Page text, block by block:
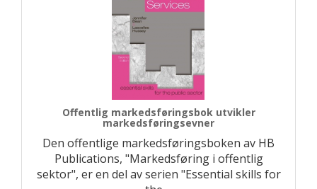
Offentlig markedsføringsbok utvikler
markedsføringsevner
Den offentlige markedsføringsboken av HB
Publications, "Markedsføring i offentlig
sektor", er en del av serien "Essential skills for